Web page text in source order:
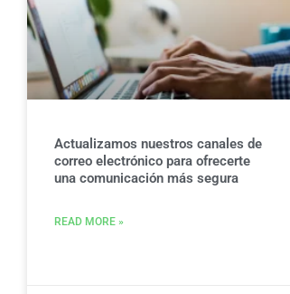
Actualizamos nuestros canales de
correo electrónico para ofrecerte
una comunicación más segura
READ MORE »